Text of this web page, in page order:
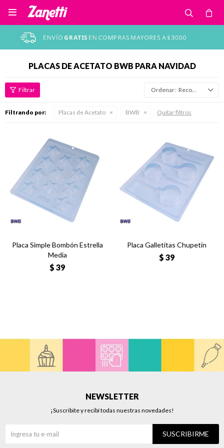

PLACAS DE ACETATO BWB PARA NAVIDAD
Recomendados
Filtrando por: Placas de Acetato BWB Quitar filtros
Placa Simple Bombón Estrella
Media
$ 39
Placa Galletitas Chupetin
$ 39
NEWSLETTER
¡Suscribite y recibí todas nuestras novedades!
SUSCRIBIRME